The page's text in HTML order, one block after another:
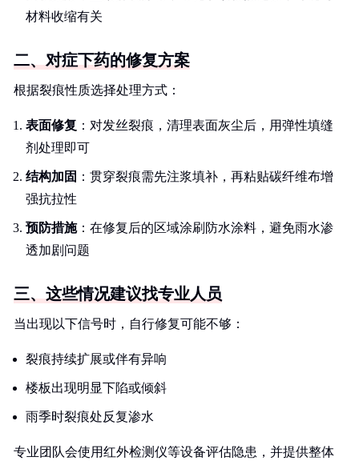
材料收缩有关
二、对症下药的修复方案
根据裂痕性质选择处理方式：
表面修复 ：对发丝裂痕，清理表面灰尘后，用弹性填缝
剂处理即可
结构加固 ：贯穿裂痕需先注浆填补，再粘贴碳纤维布增
强抗拉性
预防措施：在修复后的区域涂刷防水涂料，避免雨水渗
透加剧问题
三、这些情况建议找专业人员
当出现以下信号时，自行修复可能不够：
裂痕持续扩展或伴有异响
楼板出现明显下陷或倾斜
雨季时裂痕处反复渗水
专业团队会使用红外检测仪等设备评估隐患，并提供整体